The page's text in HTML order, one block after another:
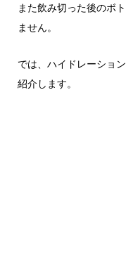
また飲み切った後のボ
ません。
では、ハイドレーショ
紹介します。